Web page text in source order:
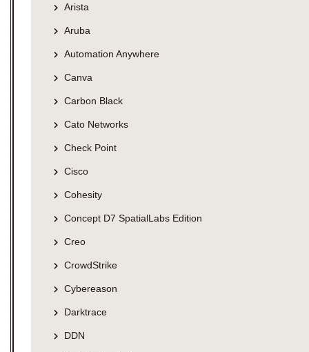
Arista
Aruba
Automation Anywhere
Canva
Carbon Black
Cato Networks
Check Point
Cisco
Cohesity
Concept D7 SpatialLabs Edition
Creo
CrowdStrike
Cybereason
Darktrace
DDN